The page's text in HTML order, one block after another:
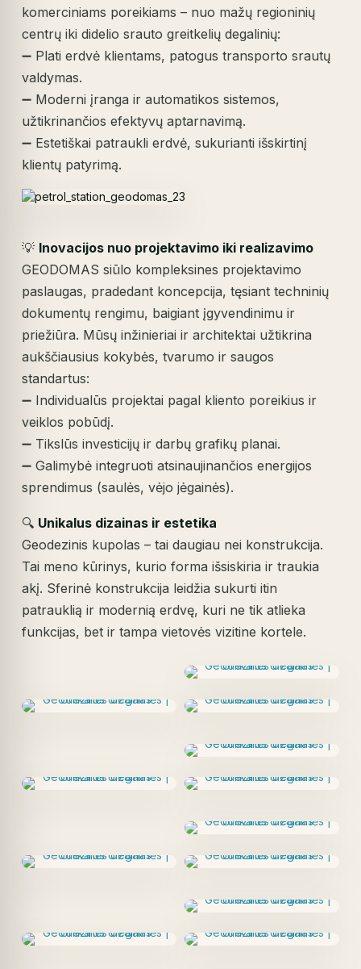
komerciniams poreikiams – nuo mažų regioninių
centrų iki didelio srauto greitkelių degalinių:
➖ Plati erdvė klientams, patogus transporto srautų
valdymas.
➖ Moderni įranga ir automatikos sistemos,
užtikrinančios efektyvų aptarnavimą.
➖ Estetiškai patraukli erdvė, sukurianti išskirtinį
klientų patyrimą.
💡 Inovacijos nuo projektavimo iki realizavimo
GEODOMAS siūlo kompleksines projektavimo
paslaugas, pradedant koncepcija, tęsiant techninių
dokumentų rengimu, baigiant įgyvendinimu ir
priežiūra. Mūsų inžinieriai ir architektai užtikrina
aukščiausius kokybės, tvarumo ir saugos
standartus:
➖ Individualūs projektai pagal kliento poreikius ir
veiklos pobūdį.
➖ Tikslūs investicijų ir darbų grafikų planai.
➖ Galimybė integruoti atsinaujinančios energijos
sprendimus (saulės, vėjo jėgainės).
🔍 Unikalus dizainas ir estetika
Geodezinis kupolas – tai daugiau nei konstrukcija.
Tai meno kūrinys, kurio forma išsiskiria ir traukia
akį. Sferinė konstrukcija leidžia sukurti itin
patrauklią ir modernią erdvę, kuri ne tik atlieka
funkcijas, bet ir tampa vietovės vizitine kortele.